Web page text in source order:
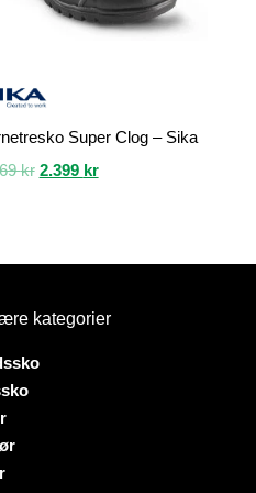
Super Clog – Sika
kr Opprinnelig
2.399 krNåværende
kategorier